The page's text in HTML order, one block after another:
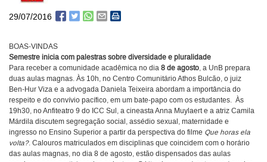
29/07/2016
BOAS-VINDAS
Semestre inicia com palestras sobre diversidade e pluralidade
Para receber a comunidade acadêmica no dia 8 de agosto, a UnB prepara
duas aulas magnas. Às 10h, no Centro Comunitário Athos Bulcão, o juiz
Ben-Hur Viza e a advogada Daniela Teixeira abordam a importância do
respeito e do convívio pacífico, em um bate-papo com os estudantes. Às
19h30, no Anfiteatro 9 do ICC Sul, a cineasta Anna Muylaert e a atriz Camila
Márdila discutem segregação social, assédio sexual, maternidade e
ingresso no Ensino Superior a partir da perspectiva do filme Que horas ela
volta?. Calouros matriculados em disciplinas que coincidem com o horário
das aulas magnas, no dia 8 de agosto, estão dispensados das aulas